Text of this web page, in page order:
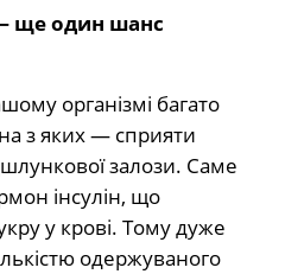
ще один шанс
організмі багато
з яких — сприяти
залози. Саме
інсулін, що
у крові. Тому дуже
одержуваного